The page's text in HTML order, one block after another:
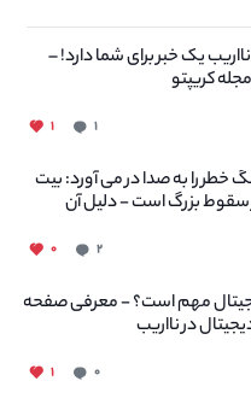
یک خبر برای شما دارد! –
کریپتو
۱ ۱
خطر را به صدا در می آورد: بیت
بزرگ است - دلیل آن
۲ ۰
مهم است؟ - معرفی صفحه
در نااریب
۰ ۱